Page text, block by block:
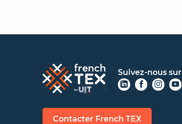
Suivez-nous sur
Contacter French TEX